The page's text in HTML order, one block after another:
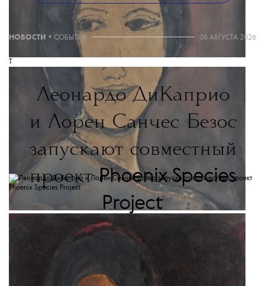
НОВОСТИ • СОБЫТИЯ 06 АВГУСТА 2026
T
Леонардо ДиКаприо
и Лорен Санчес Безос
запускают совместный
проектPhoenix Species
Project